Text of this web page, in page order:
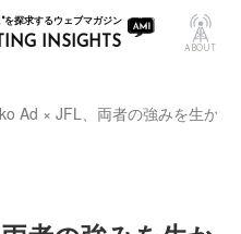
を探求するウェブマガジン
INSIGHTS ABOUT
Ad × JFL、両者の強みを生か